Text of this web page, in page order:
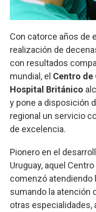
Con catorce años de
realización de
con resultados
mundial, el Centro de
Hospital Británico
y pone a disposición
regional un servicio
de excelencia.
Pionero en el
Uruguay, aquel
comenzó atendiendo
sumando la atención
otras especialidades,